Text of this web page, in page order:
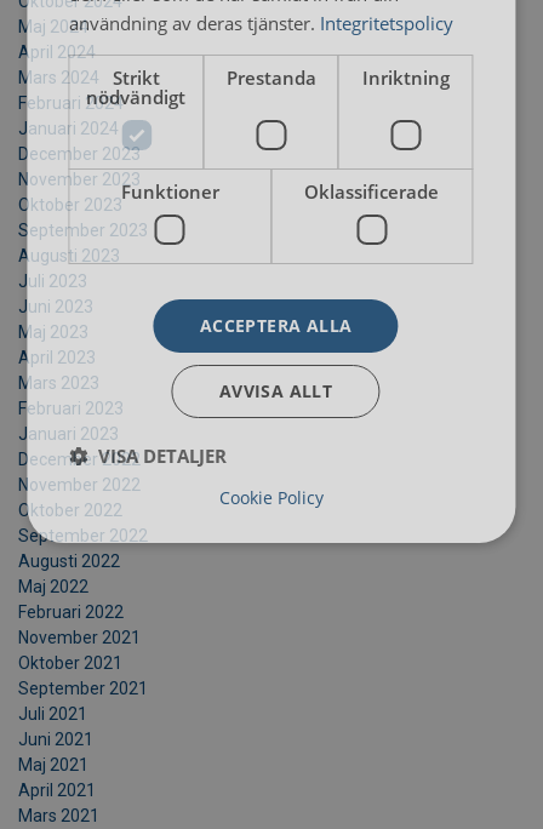
Maj 2024
April 2024
Mars 2024
Februari 2024
Januari 2024
December 2023
November 2023
Oktober 2023
September 2023
Augusti 2023
Juli 2023
Juni 2023
Maj 2023
April 2023
Mars 2023
Februari 2023
Januari 2023
December 2022
November 2022
Oktober 2022
September 2022
Augusti 2022
Maj 2022
Februari 2022
November 2021
Oktober 2021
September 2021
Juli 2021
Juni 2021
Maj 2021
April 2021
Mars 2021
användning av deras tjänster. Integritetspolicy
Strikt
nödvändigt
Prestanda Inriktning
Funktioner Oklassificerade
ACCEPTERA ALLA
AVVISA ALLT
VISA DETALJER
Cookie Policy